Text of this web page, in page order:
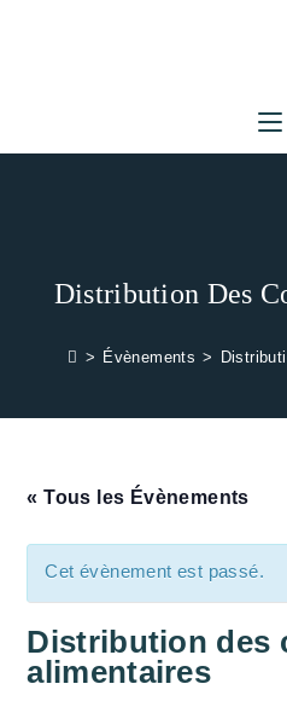
Distribution Des
> Évènements >
« Tous les Évènements
Cet évènement est passé.
Distribution des
alimentaires